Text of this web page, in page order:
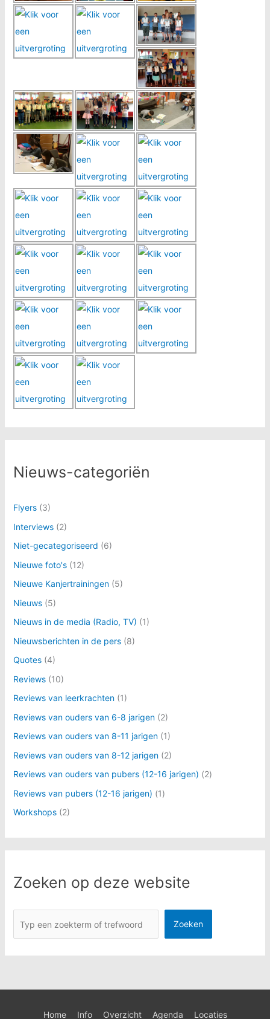
Nieuws-categoriën
Flyers(3)
Interviews(2)
Niet-gecategoriseerd (6)
Nieuwe foto's(12)
Nieuwe Kanjertrainingen(5)
Nieuws(5)
Nieuws in de media (Radio, TV) (1)
Nieuwsberichten in de pers(8)
Quotes(4)
Reviews(10)
Reviews van leerkrachten(1)
Reviews van ouders van 6-8 jarigen(2)
Reviews van ouders van 8-11 jarigen(1)
Reviews van ouders van 8-12 jarigen(2)
Reviews van ouders van pubers (12-16 jarigen) (2)
Reviews van pubers (12-16 jarigen) (1)
Workshops(2)
Zoeken op deze website
Zoeken
Home Info Overzicht Agenda Locaties